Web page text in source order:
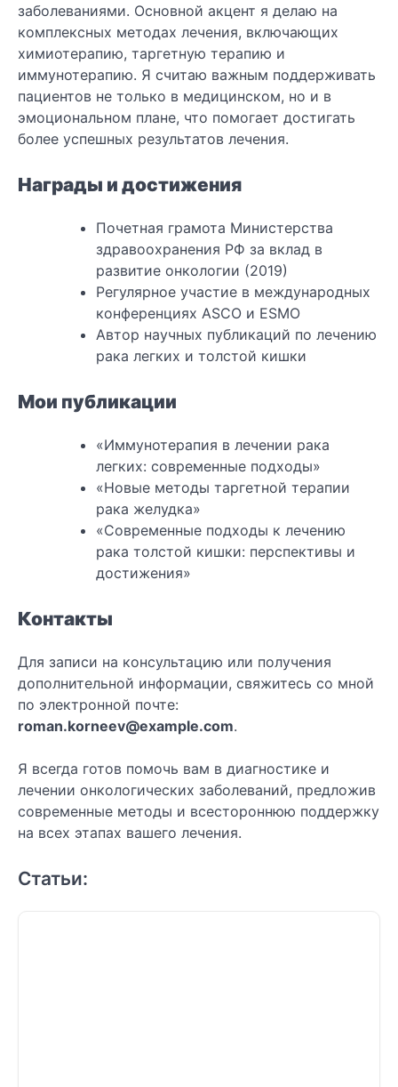
заболеваниями. Основной акцент я делаю на
комплексных методах лечения, включающих
химиотерапию, таргетную терапию и
иммунотерапию. Я считаю важным поддерживать
пациентов не только в медицинском, но и в
эмоциональном плане, что помогает достигать
более успешных результатов лечения.
Награды и достижения
Почетная грамота Министерства
здравоохранения РФ за вклад в
развитие онкологии (2019)
Регулярное участие в международных
конференциях ASCO и ESMO
Автор научных публикаций по лечению
рака легких и толстой кишки
Мои публикации
«Иммунотерапия в лечении рака
легких: современные подходы»
«Новые методы таргетной терапии
рака желудка»
«Современные подходы к лечению
рака толстой кишки: перспективы и
достижения»
Контакты
Для записи на консультацию или получения
дополнительной информации, свяжитесь со мной
по электронной почте:
roman.korneev@example.com.
Я всегда готов помочь вам в диагностике и
лечении онкологических заболеваний, предложив
современные методы и всестороннюю поддержку
на всех этапах вашего лечения.
Статьи: